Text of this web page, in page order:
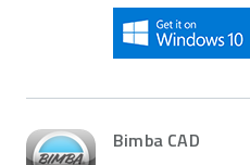
Bimba CAD